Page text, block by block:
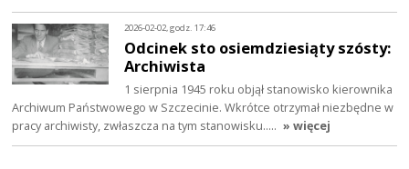
2026-02-02, godz. 17:46
Odcinek sto osiemdziesiąty szósty:
Archiwista
1 sierpnia 1945 roku objął stanowisko kierownika
Archiwum Państwowego w Szczecinie. Wkrótce otrzymał niezbędne w
pracy archiwisty, zwłaszcza na tym stanowisku..… » więcej